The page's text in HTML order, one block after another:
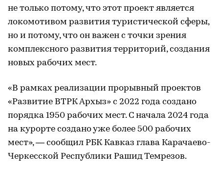
не только потому, что этот проект является
локомотивом развития туристической сферы,
но и потому, что он важен с точки зрения
комплексного развития территорий, создания
новых рабочих мест.
«В рамках реализации прорывный проектов
«Развитие ВТРК Архыз» с 2022 года создано
порядка 1950 рабочих мест. С начала 2024 года
на курорте создано уже более 500 рабочих
мест», — сообщил РБК Кавказ глава Карачаево-
Черкесской Республики Рашид Темрезов.